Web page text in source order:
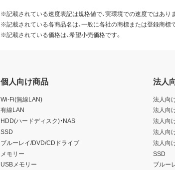
※記載されている速度表記は規格値で、実環境での速度ではあり
※記載されている各商品名は、一般に各社の商標または登録商標
※記載されている価格は、希望小売価格です。
個人向け商品
Wi-Fi(無線LAN)
有線LAN
HDD(ハードディスク)・NAS
SSD
ブルーレイ/DVD/CDドライブ
メモリー
USBメモリー
法人
法人向
法人向
法人向
法人向
法人向
SSD
ブルー